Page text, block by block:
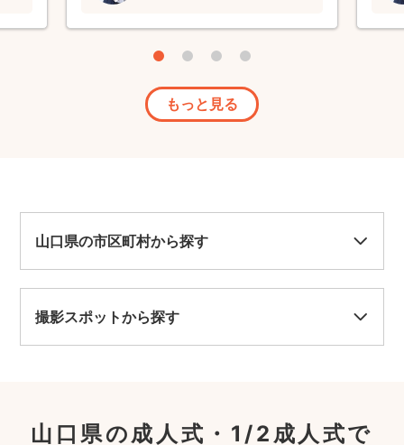
もっと見る
山口県の市区町村から探す
撮影スポットから探す
山口県の成人式・1/2成人式で